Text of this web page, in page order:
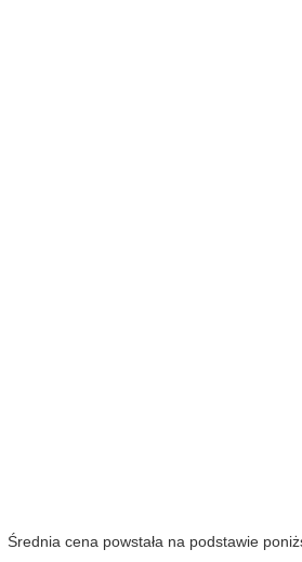
Średnia cena powstała na podstawie